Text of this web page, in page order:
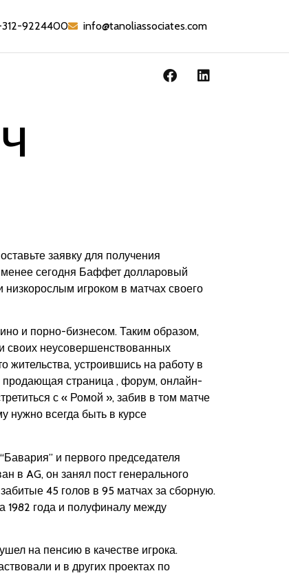
312-9224400 info@tanoliassociates.com
заявку для получения
сегодня Баффет долларовый
игроком в матчах своего
и порно-бизнесом. Таким образом,
своих неусовершенствованных
жительства, устроившись на работу в
продающая страница , форум, онлайн-
с « Ромой », забив в том матче
нужно всегда быть в курсе
и первого председателя
в AG, он занял пост генерального
45 голов в 95 матчах за сборную.
1982 года и полуфиналу между
на пенсию в качестве игрока.
и в других проектах по